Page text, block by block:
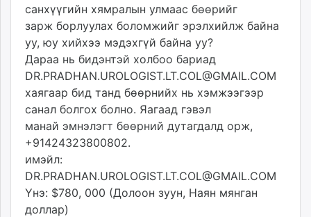
санхүүгийн хямралын улмаас бөөрийг
зарж борлуулах боломжийг эрэлхийлж байна
уу, юу хийхээ мэдэхгүй байна уу?
Дараа нь бидэнтэй холбоо бариад
DR.PRADHAN.UROLOGIST.LT.COL@GMAIL.COM
хаягаар бид танд бөөрнийх нь хэмжээгээр
санал болгох болно. Яагаад гэвэл
манай эмнэлэгт бөөрний дутагдалд орж,
+91424323800802.
имэйл:
DR.PRADHAN.UROLOGIST.LT.COL@GMAIL.COM
Yнэ: $780, 000 (Долоон зуун, Наян мянган
доллар)